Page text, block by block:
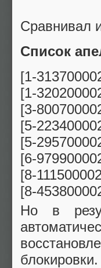
Сравнивал
Список
[1-
[1-
[3-
[5-
[5-
[6-
[8-
[8-
Но в
блокировки.